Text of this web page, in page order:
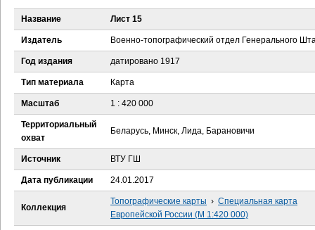
В
ы
д
е
с
ь
Название Лист 15
Издатель Военно-топографический отдел Генерального
Год издания датировано 1917
Тип материала Карта
Масштаб 1 : 420 000
Территориальный
охват
Беларусь, Минск, Лида, Барановичи
Источник ВТУ ГШ
Дата публикации 24.01.2017
Коллекция
Топографические карты › Специальная карта
Европейской России (М 1:420 000)